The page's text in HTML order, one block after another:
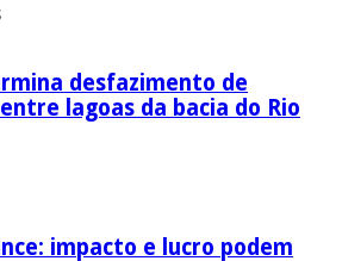
desfazimento de
lagoas da bacia do Rio
impacto e lucro podem